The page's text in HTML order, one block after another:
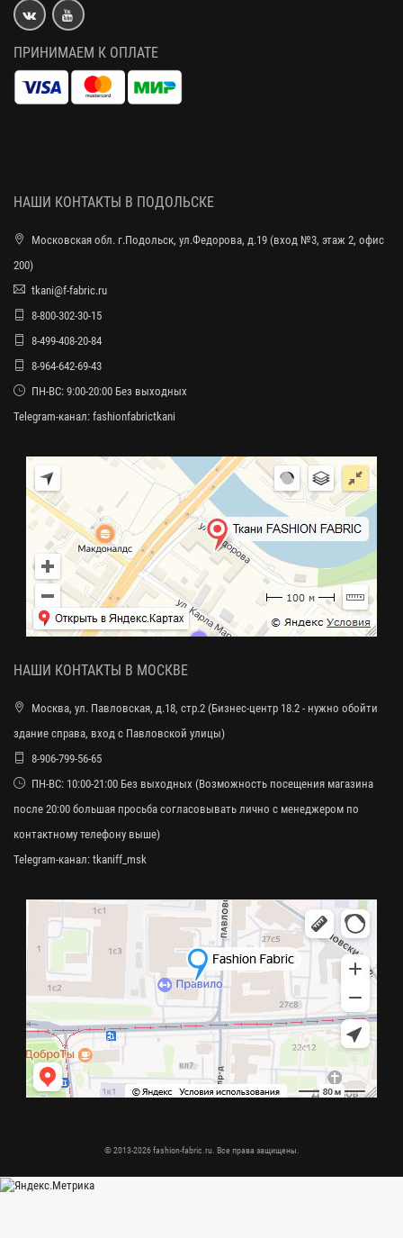
ПРИНИМАЕМ К ОПЛАТЕ
НАШИ КОНТАКТЫ В ПОДОЛЬСКЕ
Московская обл. г.Подольск, ул.Федорова, д.19 (вход №3, этаж 2, офис
200)
tkani@f-fabric.ru
8-800-302-30-15
8-499-408-20-84
8-964-642-69-43
ПН-ВС: 9:00-20:00 Без выходных
Telegram-канал: fashionfabrictkani
НАШИ КОНТАКТЫ В МОСКВЕ
Москва, ул. Павловская, д.18, стр.2 (Бизнес-центр 18.2 - нужно обойти
здание справа, вход с Павловской улицы)
8-906-799-56-65
ПН-ВС: 10:00-21:00 Без выходных (Возможность посещения магазина
после 20:00 большая просьба согласовывать лично с менеджером по
контактному телефону выше)
Telegram-канал: tkaniff_msk
© 2013-2026 fashion-fabric.ru. Все права защищены.